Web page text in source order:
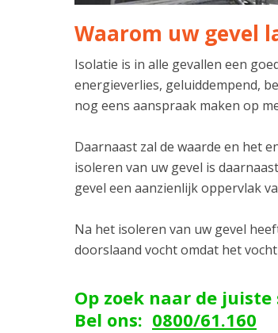
Waarom uw gevel
Isolatie is in alle gevallen een
energieverlies, geluiddempend,
nog eens aanspraak maken op
Daarnaast zal de waarde en het
isoleren van uw gevel is
gevel een aanzienlijk oppervlak
Na het isoleren van uw gevel
doorslaand vocht omdat het
Op zoek naar de
Bel ons: 0800/61.160